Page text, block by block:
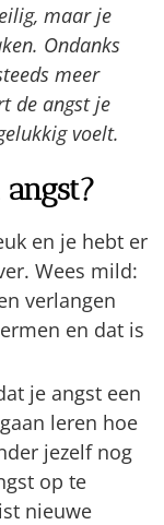
maar je
Ondanks
meer
de angst je
voelt.
en je hebt er
Wees mild:
verlangen
en dat is
je angst een
leren hoe
jezelf nog
op te
nieuwe